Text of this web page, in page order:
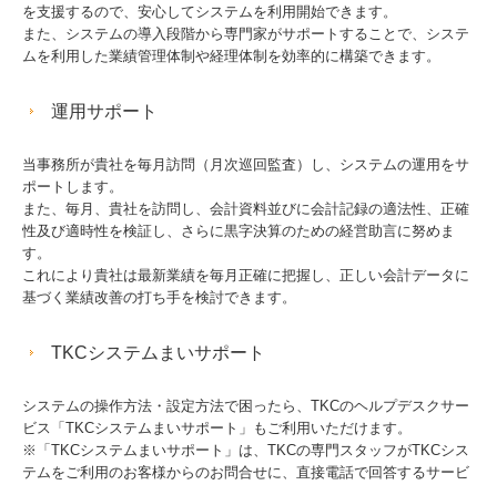
を支援するので、安心してシステムを利用開始できます。
また、システムの導入段階から専門家がサポートすることで、システ
ムを利用した業績管理体制や経理体制を効率的に構築できます。
運用サポート
当事務所が貴社を毎月訪問（月次巡回監査）し、システムの運用をサ
ポートします。
また、毎月、貴社を訪問し、会計資料並びに会計記録の適法性、正確
性及び適時性を検証し、さらに黒字決算のための経営助言に努めま
す。
これにより貴社は最新業績を毎月正確に把握し、正しい会計データに
基づく業績改善の打ち手を検討できます。
TKCシステムまいサポート
システムの操作方法・設定方法で困ったら、TKCのヘルプデスクサー
ビス「TKCシステムまいサポート」もご利用いただけます。
※「TKCシステムまいサポート」は、TKCの専門スタッフがTKCシス
テムをご利用のお客様からのお問合せに、直接電話で回答するサービ